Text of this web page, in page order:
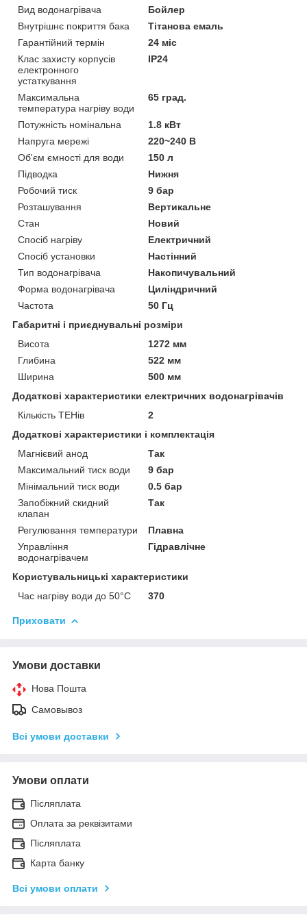
Вид водонагрівача
Бойлер
Внутрішнє покриття бака
Тітанова емаль
Гарантійний термін
24 міс
Клас захисту корпусів
електронного
устаткування
IP24
Максимальна
температура нагріву води
65 град.
Потужність номінальна
1.8 кВт
Напруга мережі
220~240 В
Об'єм ємності для води
150 л
Підводка
Нижня
Робочий тиск
9 бар
Розташування
Вертикальне
Стан
Новий
Спосіб нагріву
Електричний
Спосіб установки
Настінний
Тип водонагрівача
Накопичувальний
Форма водонагрівача
Циліндричний
Частота
50 Гц
Габаритні і приєднувальні розміри
Висота
1272 мм
Глибина
522 мм
Ширина
500 мм
Додаткові характеристики електричних водонагрівачів
Кількість ТЕНів
2
Додаткові характеристики і комплектація
Магнієвий анод
Так
Максимальний тиск води
9 бар
Мінімальний тиск води
0.5 бар
Запобіжний скидний
клапан
Так
Регулювання температури
Плавна
Управління
водонагрівачем
Гідравлічне
Користувальницькі характеристики
Час нагріву води до 50°С
370
Приховати
Умови доставки
Нова Пошта
Самовывоз
Всі умови доставки
Умови оплати
Післяплата
Оплата за реквізитами
Післяплата
Карта банку
Всі умови оплати